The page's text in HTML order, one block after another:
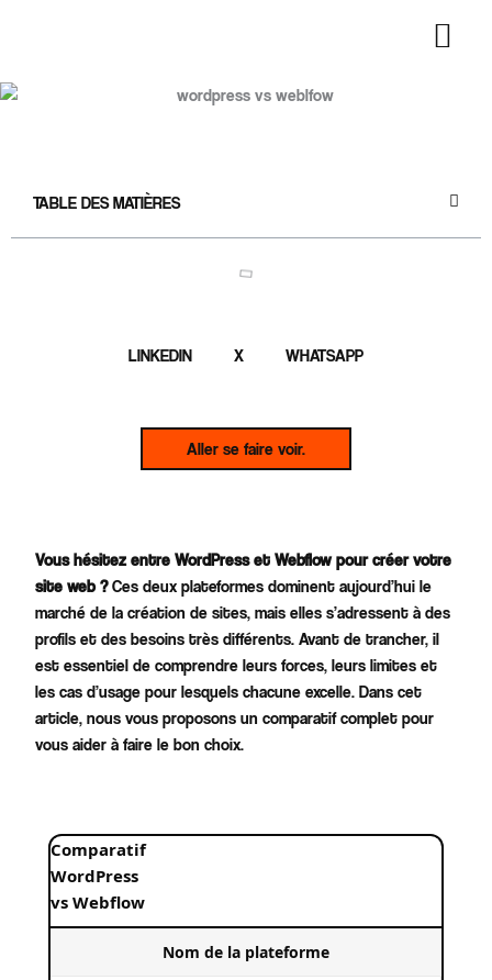
Vous hésitez entre WordPress et Webflow pour créer votre
site web ?Ces deux plateformes dominent aujourd’hui le
marché de la création de sites, mais elles s’adressent à des
profils et des besoins très différents. Avant de trancher, il
est essentiel de comprendre leurs forces, leurs limites et
les cas d’usage pour lesquels chacune excelle. Dans cet
article, nous vous proposons un comparatif complet pour
vous aider à faire le bon choix.
Comparatif
WordPress
vs Webflow
Nom de la plateforme
TABLE DES MATIÈRES
LINKEDIN X WHATSAPP
Aller se faire voir.